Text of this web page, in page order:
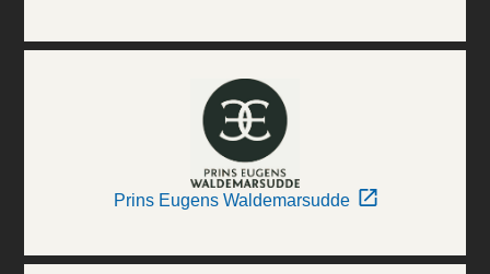
Prins Eugens Waldemarsudde